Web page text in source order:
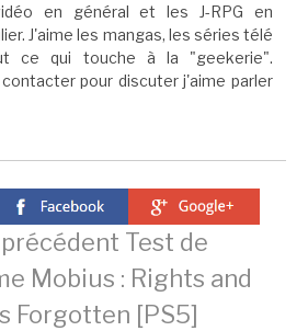
en général et les J-RPG en
J'aime les mangas, les séries télé
ce qui touche à la "geekerie".
pour discuter j'aime parler
Test de
Mobius : Rights and
Forgotten [PS5]